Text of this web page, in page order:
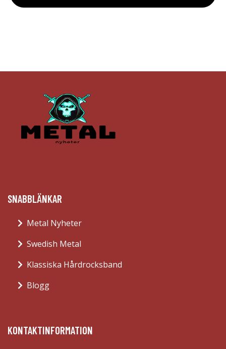
SNABBLÄNKAR
Metal Nyheter
Swedish Metal
Klassiska Hårdrocksband
Blogg
KONTAKTINFORMATION